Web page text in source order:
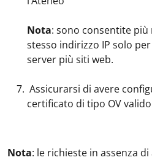
Nota: sono consentite
stesso indirizzo IP solo
server più siti web.
Assicurarsi di avere
certificato di tipo OV
Nota: le richieste in assenza